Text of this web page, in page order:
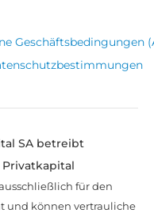
Geschäftsbedingungen
SA betreibt
für den
und können vertrauliche